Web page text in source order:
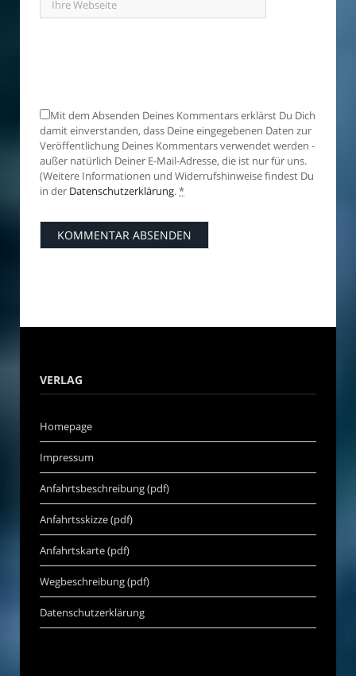
Mit dem Absenden Deines Kommentars erklärst Du Dich
damit einverstanden, dass Deine eingegebenen Daten zur
Veröffentlichung Deines Kommentars verwendet werden -
außer natürlich Deiner E-Mail-Adresse, die ist nur für uns.
(Weitere Informationen und Widerrufshinweise findest Du
in der Datenschutzerklärung.*
VERLAG
Homepage
Impressum
Anfahrtsbeschreibung (pdf)
Anfahrtsskizze (pdf)
Anfahrtskarte (pdf)
Wegbeschreibung (pdf)
Datenschutzerklärung